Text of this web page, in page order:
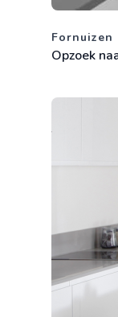
Fornuizen
Opzoek